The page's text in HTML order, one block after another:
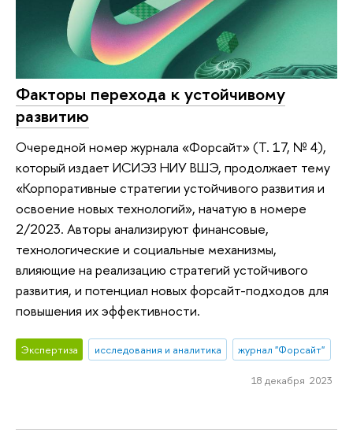
Факторы перехода к устойчивому
развитию
Очередной номер журнала «Форсайт» (Т. 17, № 4),
который издает ИСИЭЗ НИУ ВШЭ, продолжает тему
«Корпоративные стратегии устойчивого развития и
освоение новых технологий», начатую в номере
2/2023. Авторы анализируют финансовые,
технологические и социальные механизмы,
влияющие на реализацию стратегий устойчивого
развития, и потенциал новых форсайт-подходов для
повышения их эффективности.
Экспертиза исследования и аналитика журнал "Форсайт"
18 декабря 2023